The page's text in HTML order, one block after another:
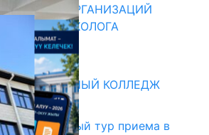
ОРГАНИЗАЦИЙ
ПСИХОЛОГА
КОЛЛЕДЖ
первый тур приема в